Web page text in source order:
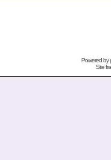
Powered by
Site